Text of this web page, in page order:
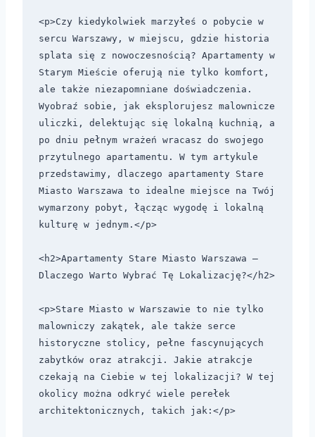
<p>Czy kiedykolwiek marzyłeś o pobycie w
sercu Warszawy, w miejscu, gdzie historia
splata się z nowoczesnością? Apartamenty w
Starym Mieście oferują nie tylko komfort,
ale także niezapomniane doświadczenia.
Wyobraź sobie, jak eksplorujesz malownicze
uliczki, delektując się lokalną kuchnią, a
po dniu pełnym wrażeń wracasz do swojego
przytulnego apartamentu. W tym artykule
przedstawimy, dlaczego apartamenty Stare
Miasto Warszawa to idealne miejsce na Twój
wymarzony pobyt, łącząc wygodę i lokalną
kulturę w jednym.</p>
<h2>Apartamenty Stare Miasto Warszawa –
Dlaczego Warto Wybrać Tę Lokalizację?</h2>
<p>Stare Miasto w Warszawie to nie tylko
malowniczy zakątek, ale także serce
historyczne stolicy, pełne fascynujących
zabytków oraz atrakcji. Jakie atrakcje
czekają na Ciebie w tej lokalizacji? W tej
okolicy można odkryć wiele perełek
architektonicznych, takich jak:</p>